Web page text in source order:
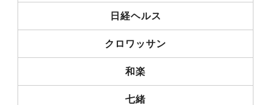
日経ヘルス
クロワッサン
和楽
七緒